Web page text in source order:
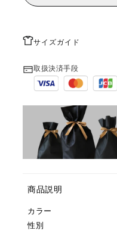
サイズガイド
取扱決済手段
商品説明
カラー
性別